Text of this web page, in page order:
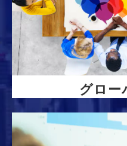
グロー